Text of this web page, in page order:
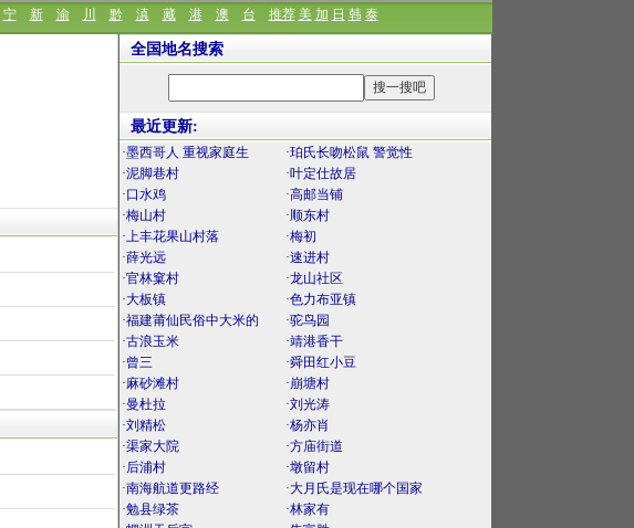
宁 新 渝 川 黔 滇 藏 港 澳 台 推荐 美 加 日 韩 泰
全国地名搜索
最近更新:
·墨西哥人 重视家庭生
·珀氏长吻松鼠 警觉性
·泥脚巷村
·叶定仕故居
·口水鸡
·高邮当铺
·梅山村
·顺东村
·上丰花果山村落
·梅初
·薛光远
·速进村
·官林窠村
·龙山社区
·大板镇
·色力布亚镇
·福建莆仙民俗中大米的
·驼鸟园
·古浪玉米
·靖港香干
·曾三
·舜田红小豆
·麻砂滩村
·崩塘村
·曼杜拉
·刘光涛
·刘精松
·杨亦肖
·渠家大院
·方庙街道
·后浦村
·墩留村
·南海航道更路经
·大月氏是现在哪个国家
·勉县绿茶
·林家有